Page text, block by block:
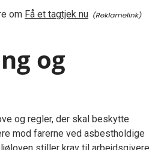
om Få et tagtjek nu
og
og regler, der skal beskytte
mod farerne ved asbestholdige